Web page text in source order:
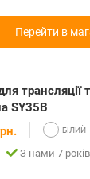
Перейти в
трансляції
SY35B
З нами 7 років